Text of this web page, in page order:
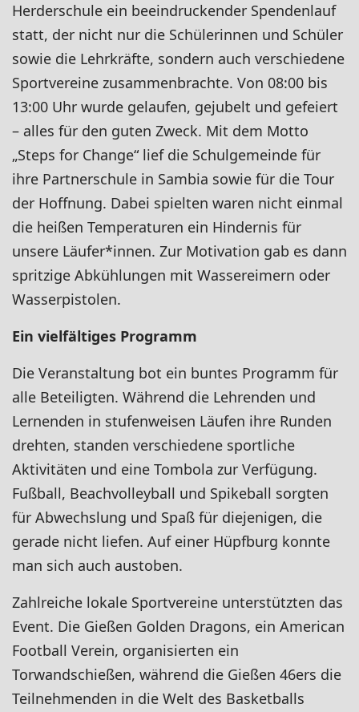
Herderschule ein beeindruckender Spendenlauf
statt, der nicht nur die Schülerinnen und Schüler
sowie die Lehrkräfte, sondern auch verschiedene
Sportvereine zusammenbrachte. Von 08:00 bis
13:00 Uhr wurde gelaufen, gejubelt und gefeiert
– alles für den guten Zweck. Mit dem Motto
„Steps for Change“ lief die Schulgemeinde für
ihre Partnerschule in Sambia sowie für die Tour
der Hoffnung. Dabei spielten waren nicht einmal
die heißen Temperaturen ein Hindernis für
unsere Läufer*innen. Zur Motivation gab es dann
spritzige Abkühlungen mit Wassereimern oder
Wasserpistolen.
Ein vielfältiges Programm
Die Veranstaltung bot ein buntes Programm für
alle Beteiligten. Während die Lehrenden und
Lernenden in stufenweisen Läufen ihre Runden
drehten, standen verschiedene sportliche
Aktivitäten und eine Tombola zur Verfügung.
Fußball, Beachvolleyball und Spikeball sorgten
für Abwechslung und Spaß für diejenigen, die
gerade nicht liefen. Auf einer Hüpfburg konnte
man sich auch austoben.
Zahlreiche lokale Sportvereine unterstützten das
Event. Die Gießen Golden Dragons, ein American
Football Verein, organisierten ein
Torwandschießen, während die Gießen 46ers die
Teilnehmenden in die Welt des Basketballs